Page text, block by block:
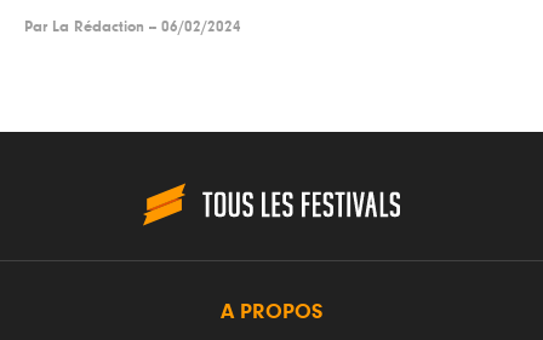
Par La Rédaction -- 06/02/2024
A PROPOS